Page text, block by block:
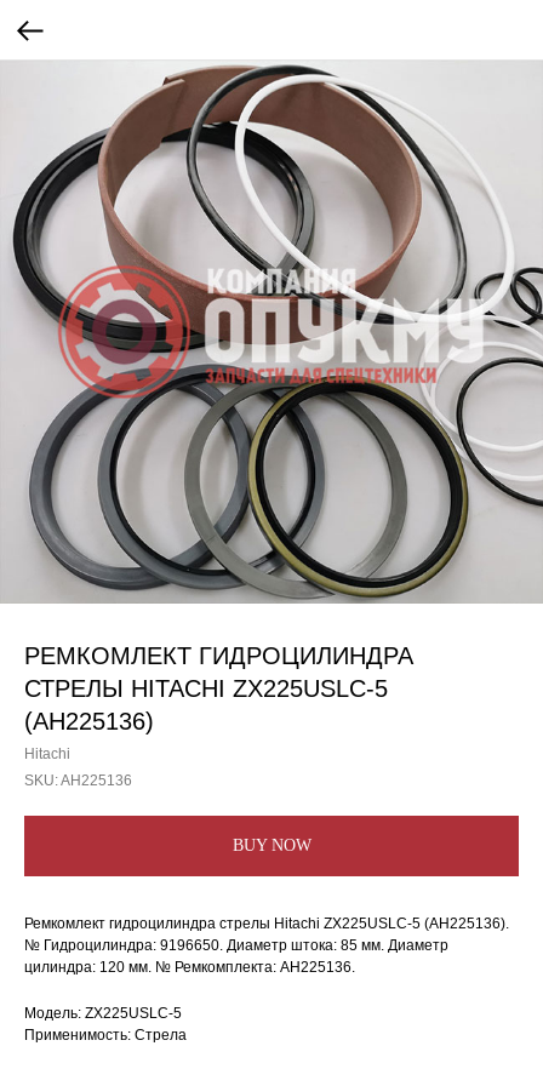
РЕМКОМЛЕКТ ГИДРОЦИЛИНДРА
СТРЕЛЫ HITACHI ZX225USLC-5
(AH225136)
Hitachi
SKU:AH225136
BUY NOW
Ремкомлект гидроцилиндра стрелы Hitachi ZX225USLC-5 (AH225136).
№ Гидроцилиндра: 9196650. Диаметр штока: 85 мм. Диаметр
цилиндра: 120 мм. № Ремкомплекта: AH225136.
Модель: ZX225USLC-5
Применимость: Стрела